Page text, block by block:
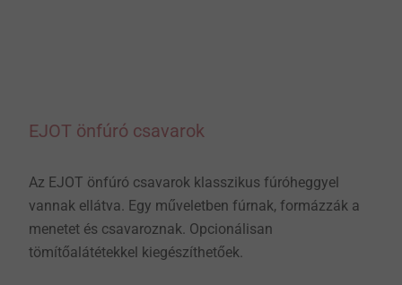
EJOT önfúró csavarok
Az EJOT önfúró csavarok klasszikus fúróheggyel
vannak ellátva. Egy műveletben fúrnak, formázzák a
menetet és csavaroznak. Opcionálisan
tömítőalátétekkel kiegészíthetőek.